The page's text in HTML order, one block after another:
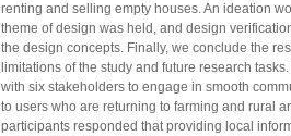
renting and selling empty houses. An ideation
theme of design was held, and design
the design concepts. Finally, we conclude the
limitations of the study and future research
with six stakeholders to engage in smooth
to users who are returning to farming and rural
participants responded that providing local